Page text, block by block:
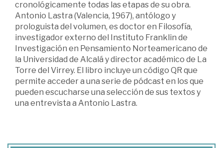
cronológicamente todas las etapas de su obra.
Antonio Lastra (Valencia, 1967), antólogo y
prologuista del volumen, es doctor en Filosofía,
investigador externo del Instituto Franklin de
Investigación en Pensamiento Norteamericano de
la Universidad de Alcalá y director académico de La
Torre del Virrey. El libro incluye un código QR que
permite acceder a una serie de pódcast en los que
pueden escucharse una selección de sus textos y
una entrevista a Antonio Lastra.